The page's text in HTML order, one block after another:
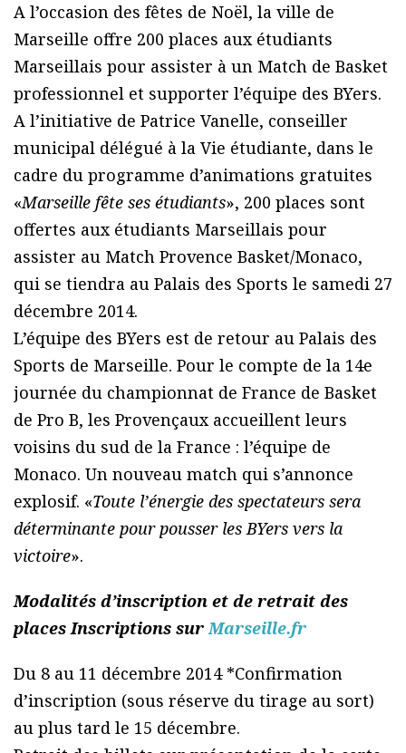
A l’occasion des fêtes de Noël, la ville de
Marseille offre 200 places aux étudiants
Marseillais pour assister à un Match de Basket
professionnel et supporter l’équipe des BYers.
A l’initiative de Patrice Vanelle, conseiller
municipal délégué à la Vie étudiante, dans le
cadre du programme d’animations gratuites
«Marseille fête ses étudiants», 200 places sont
offertes aux étudiants Marseillais pour
assister au Match Provence Basket/Monaco,
qui se tiendra au Palais des Sports le samedi 27
décembre 2014.
L’équipe des BYers est de retour au Palais des
Sports de Marseille. Pour le compte de la 14e
journée du championnat de France de Basket
de Pro B, les Provençaux accueillent leurs
voisins du sud de la France : l’équipe de
Monaco. Un nouveau match qui s’annonce
explosif. «Toute l’énergie des spectateurs sera
déterminante pour pousser les BYers vers la
victoire».
Modalités d’inscription et de retrait des
places Inscriptions surMarseille.fr
Du 8 au 11 décembre 2014 *Confirmation
d’inscription (sous réserve du tirage au sort)
au plus tard le 15 décembre.